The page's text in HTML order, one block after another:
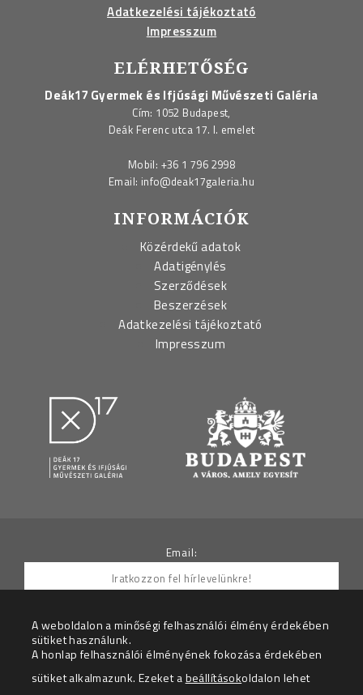
Adatkezelési tájékoztató
Impresszum
ELÉRHETŐSÉG
Deák17 Gyermek és Ifjúsági Művészeti Galéria
Cím: 1052 Budapest,
Deák Ferenc utca 17. I. emelet
Mobil: +36 1 796 2998
Email: info@deak17galeria.hu
INFORMÁCIÓK
Közérdekű adatok
Adatigénylés
Szerződések
Beszerzések
Adatkezelési tájékoztató
Impresszum
Email:
Hozzájárulok ahhoz, hogy az Adatkezelő részemre
Az adatkezelési tájékoztatót megértettem.
A weboldalon a minőségi felhasználói élmény érdekében
sütiket használunk.
A honlap felhasználói élményének fokozása érdekében
sütiket alkalmazunk. Ezeket abeállításokoldalon lehet